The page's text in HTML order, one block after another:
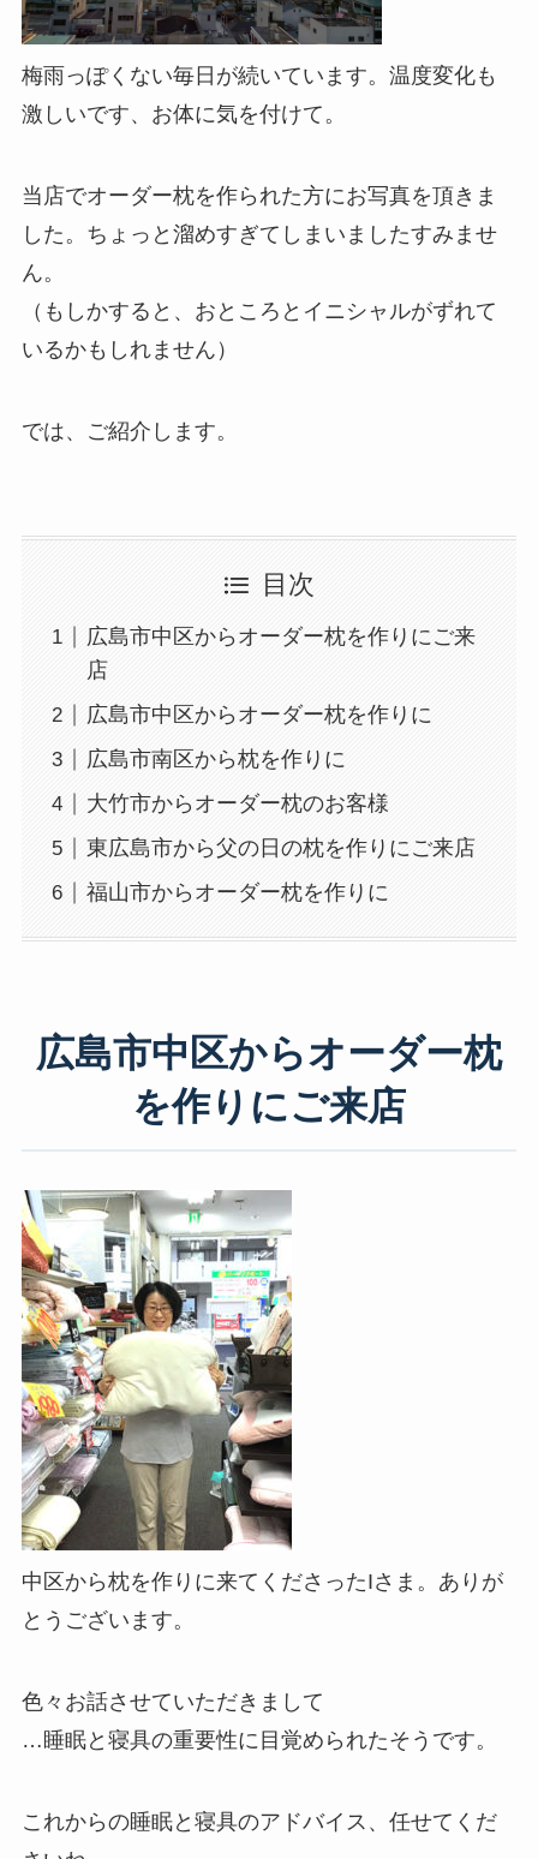
梅雨っぽくない毎日が続いています。温度変化も
激しいです、お体に気を付けて。
当店でオーダー枕を作られた方にお写真を頂きま
した。 ちょっと溜めすぎてしまいましたすみませ
ん。
（もしかすると、おところとイニシャルがずれて
いるかもしれません）
では、ご紹介します。
目次
広島市中区からオーダー枕を作りにご来
店
広島市中区からオーダー枕を作りに
広島市南区から枕を作りに
大竹市からオーダー枕のお客様
東広島市から父の日の枕を作りにご来店
福山市からオーダー枕を作りに
広島市中区からオーダー枕
を作りにご来店
中区から枕を作りに来てくださったIさま。ありが
とうございます。
色々お話させていただきまして
…睡眠と寝具の重要性に目覚められたそうです。
これからの睡眠と寝具のアドバイス、任せてくだ